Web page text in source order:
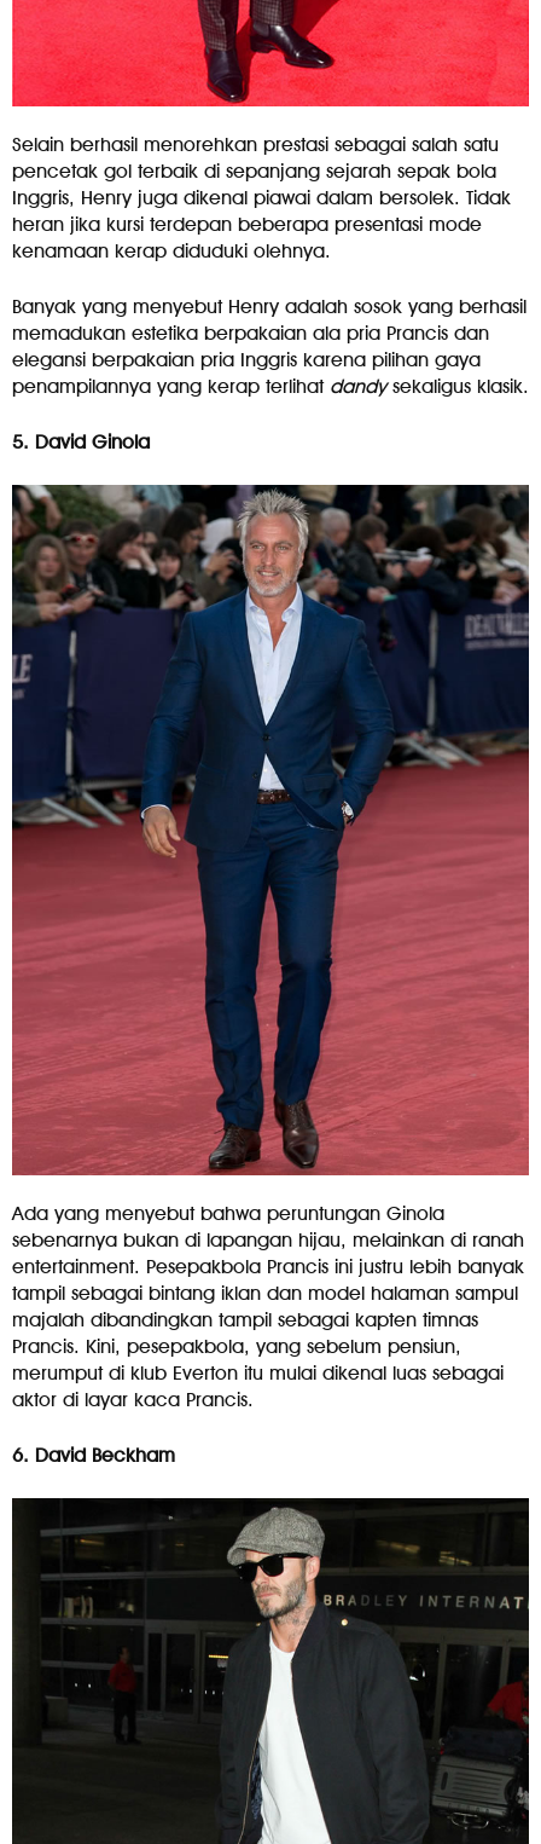
Selain berhasil menorehkan prestasi sebagai salah satu
pencetak gol terbaik di sepanjang sejarah sepak bola
Inggris, Henry juga dikenal piawai dalam bersolek. Tidak
heran jika kursi terdepan beberapa presentasi mode
kenamaan kerap diduduki olehnya.
Banyak yang menyebut Henry adalah sosok yang berhasil
memadukan estetika berpakaian ala pria Prancis dan
elegansi berpakaian pria Inggris karena pilihan gaya
penampilannya yang kerap terlihat dandysekaligus klasik.
5. David Ginola
Ada yang menyebut bahwa peruntungan Ginola
sebenarnya bukan di lapangan hijau, melainkan di ranah
entertainment. Pesepakbola Prancis ini justru lebih banyak
tampil sebagai bintang iklan dan model halaman sampul
majalah dibandingkan tampil sebagai kapten timnas
Prancis. Kini, pesepakbola, yang sebelum pensiun,
merumput di klub Everton itu mulai dikenal luas sebagai
aktor di layar kaca Prancis.
6. David Beckham